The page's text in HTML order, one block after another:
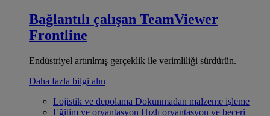
Bağlantılı çalışan TeamViewer
Frontline
Endüstriyel artırılmış gerçeklik ile verimliliği sürdürün.
Daha fazla bilgi alın
Lojistik ve depolama Dokunmadan malzeme işleme
Eğitim ve oryantasyon Hızlı oryantasyon ve beceri